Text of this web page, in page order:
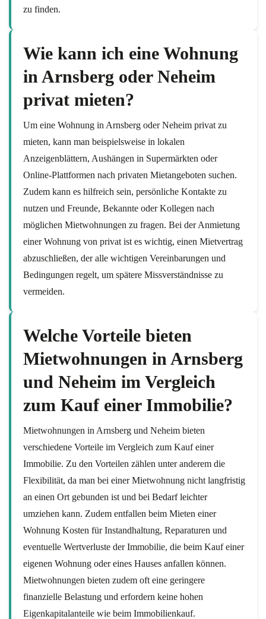
zu finden.
Wie kann ich eine Wohnung
in Arnsberg oder Neheim
privat mieten?
Um eine Wohnung in Arnsberg oder Neheim privat zu
mieten, kann man beispielsweise in lokalen
Anzeigenblättern, Aushängen in Supermärkten oder
Online-Plattformen nach privaten Mietangeboten suchen.
Zudem kann es hilfreich sein, persönliche Kontakte zu
nutzen und Freunde, Bekannte oder Kollegen nach
möglichen Mietwohnungen zu fragen. Bei der Anmietung
einer Wohnung von privat ist es wichtig, einen Mietvertrag
abzuschließen, der alle wichtigen Vereinbarungen und
Bedingungen regelt, um spätere Missverständnisse zu
vermeiden.
Welche Vorteile bieten
Mietwohnungen in Arnsberg
und Neheim im Vergleich
zum Kauf einer Immobilie?
Mietwohnungen in Arnsberg und Neheim bieten
verschiedene Vorteile im Vergleich zum Kauf einer
Immobilie. Zu den Vorteilen zählen unter anderem die
Flexibilität, da man bei einer Mietwohnung nicht langfristig
an einen Ort gebunden ist und bei Bedarf leichter
umziehen kann. Zudem entfallen beim Mieten einer
Wohnung Kosten für Instandhaltung, Reparaturen und
eventuelle Wertverluste der Immobilie, die beim Kauf einer
eigenen Wohnung oder eines Hauses anfallen können.
Mietwohnungen bieten zudem oft eine geringere
finanzielle Belastung und erfordern keine hohen
Eigenkapitalanteile wie beim Immobilienkauf.